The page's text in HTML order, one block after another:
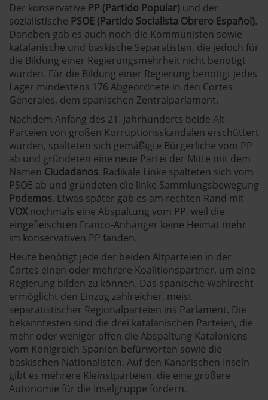
Der konservative PP (Partido Popular) und der
sozialistische PSOE (Partido Socialista Obrero Español).
Daneben gab es auch noch die Kommunisten sowie
katalanische und baskische Separatisten, die jedoch für
die Bildung einer Regierungsmehrheit nicht benötigt
wurden. Für die Bildung einer Regierung benötigt jedes
Lager mindestens 176 Abgeordnete in den Cortes
Generales, dem spanischen Zentralparlament.
Nachdem Anfang des 21. Jahrhunderts beide Alt-
Parteien von großen Korruptionsskandalen erschüttert
wurden, spalteten sich gemäßigte Bürgerliche vom PP
ab und gründeten eine neue Partei der Mitte mit dem
Namen Ciudadanos. Radikale Linke spalteten sich vom
PSOE ab und gründeten die linke Sammlungsbewegung
Podemos. Etwas später gab es am rechten Rand mit
VOXnochmals eine Abspaltung vom PP, weil die
eingefleischten Franco-Anhänger keine Heimat mehr
im konservativen PP fanden.
Heute benötigt jede der beiden Altparteien in der
Cortes einen oder mehrere Koalitionspartner, um eine
Regierung bilden zu können. Das spanische Wahlrecht
ermöglicht den Einzug zahlreicher, meist
separatistischer Regionalparteien ins Parlament. Die
bekanntesten sind die drei katalanischen Parteien, die
mehr oder weniger offen die Abspaltung Kataloniens
vom Königreich Spanien befürworten sowie die
baskischen Nationalisten. Auf den Kanarischen Inseln
gibt es mehrere Kleinstparteien, die eine größere
Autonomie für die Inselgruppe fordern.